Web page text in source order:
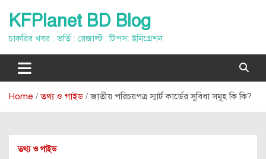
content
KFPlanet BD Blog
চাকরির খবর : ভর্তি : রেজাল্ট : টিপস: ইমিগ্রেশন
Home তথ্য ও গাইড জাতীয় পরিচয়পত্র স্মার্ট কার্ডের সুবিধা সমূহ কি কি?
তথ্য ও গাইড